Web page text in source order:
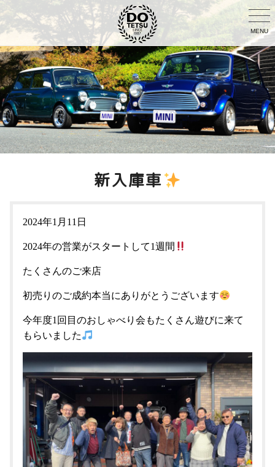
MENU
新入庫車
2024年1月11日
2024年の営業がスタートして1週間
たくさんのご来店
初売りのご成約本当にありがとうございます
今年度1回目のおしゃべり会もたくさん遊びに来て
もらいました